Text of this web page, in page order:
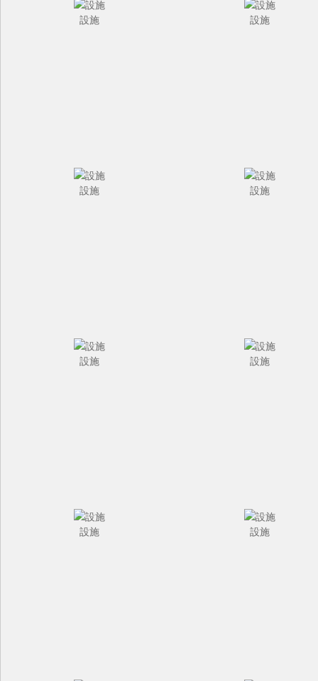
設施 設施
設施 設施
設施 設施
設施 設施